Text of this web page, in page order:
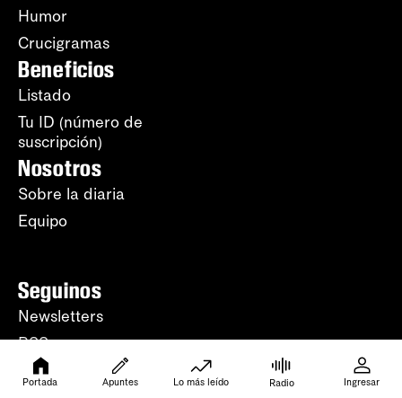
Humor
Crucigramas
Beneficios
Listado
Tu ID (número de
suscripción)
Nosotros
Sobre la diaria
Equipo
Seguinos
Newsletters
RSS
YouTube
Portada Apuntes Lo más leído Radio Ingresar